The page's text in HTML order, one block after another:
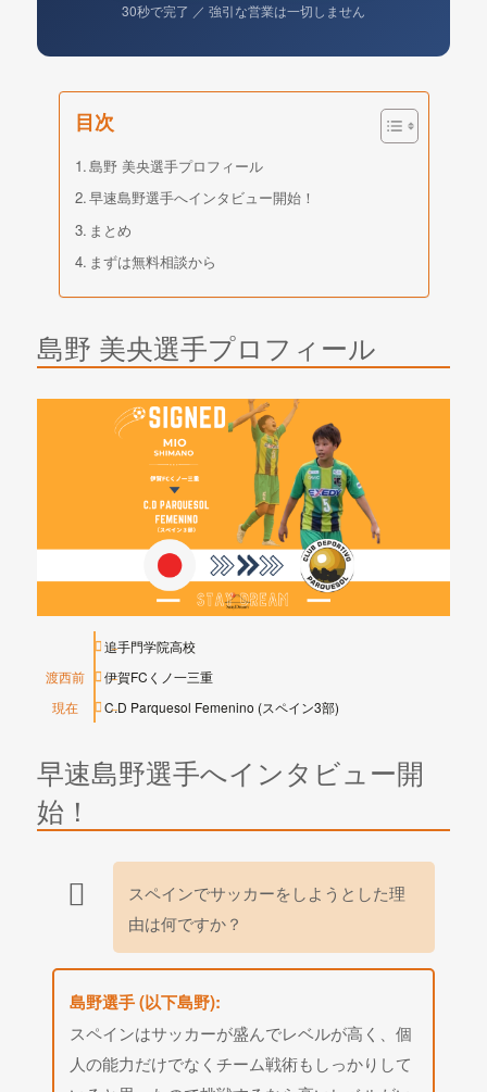
30秒で完了 ／ 強引な営業は一切しません
目次
島野 美央選手プロフィール
早速島野選手へインタビュー開始！
まとめ
まずは無料相談から
島野 美央選手プロフィール
追手門学院高校
渡西前
伊賀FCくノ一三重
現在
C.D Parquesol Femenino (スペイン3部)
早速島野選手へインタビュー開
始！
スペインでサッカーをしようとした理
由は何ですか？
島野選手 (以下島野):
スペインはサッカーが盛んでレベルが高く、個
人の能力だけでなくチーム戦術もしっかりして